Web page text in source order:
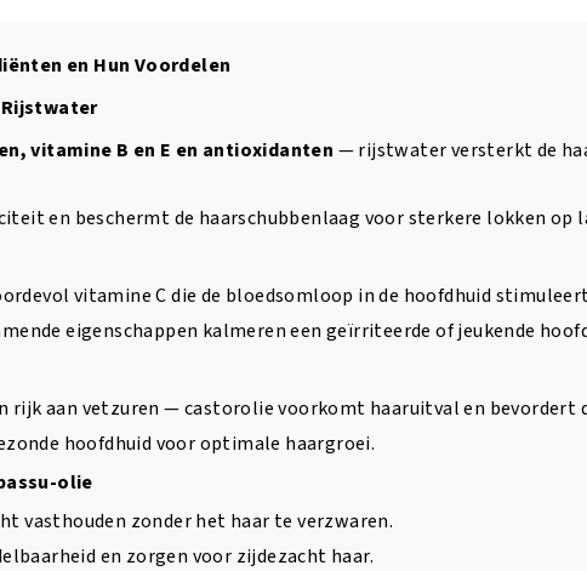
en Hun Voordelen
vitamine B en E en antioxidanten — rijstwater versterkt de
en beschermt de haarschubbenlaag voor sterkere lokken op
vitamine C die de bloedsomloop in de hoofdhuid
eigenschappen kalmeren een geïrriteerde of jeukende
rijk aan vetzuren — castorolie voorkomt haaruitval en bevordert
hoofdhuid voor optimale haargroei.
olie
vasthouden zonder het haar te verzwaren.
en zorgen voor zijdezacht haar.